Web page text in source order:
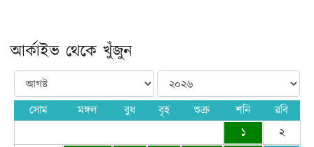
আর্কাইভ থেকে খুঁজুন
সোম মঙ্গল বুধ বৃহ শুক্র শনি
রবি
১
২